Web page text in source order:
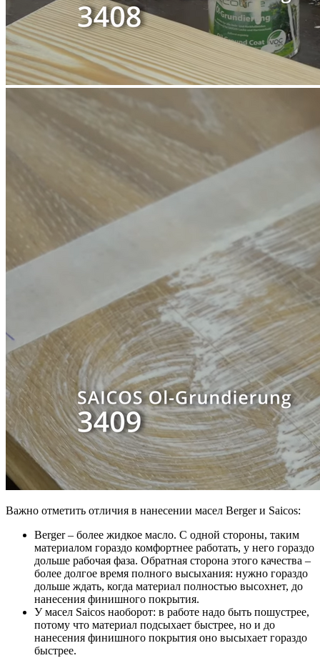
Важно отметить отличия в нанесении масел Berger и Saicos:
Berger – более жидкое масло. С одной стороны, таким
материалом гораздо комфортнее работать, у него гораздо
дольше рабочая фаза. Обратная сторона этого качества –
более долгое время полного высыхания: нужно гораздо
дольше ждать, когда материал полностью высохнет, до
нанесения финишного покрытия.
У масел Saicos наоборот: в работе надо быть пошустрее,
потому что материал подсыхает быстрее, но и до
нанесения финишного покрытия оно высыхает гораздо
быстрее.